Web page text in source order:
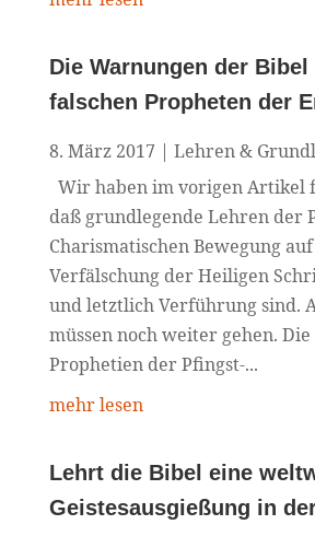
Die Warnungen der Bibel
falschen Propheten der
8. März 2017 | Lehren &
Wir haben im vorigen Artikel
daß grundlegende Lehren der
Charismatischen Bewegung
Verfälschung der Heiligen
und letztlich Verführung sind.
müssen noch weiter gehen.
Prophetien der Pfingst-...
mehr lesen
Lehrt die Bibel eine
Geistesausgießung in